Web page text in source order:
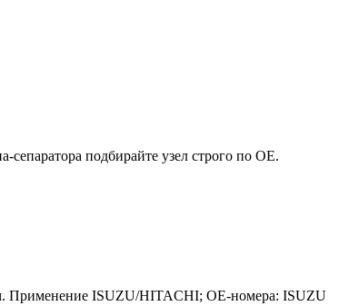
подбирайте узел строго по OE.
Применение ISUZU/HITACHI; OE-номера: ISUZU